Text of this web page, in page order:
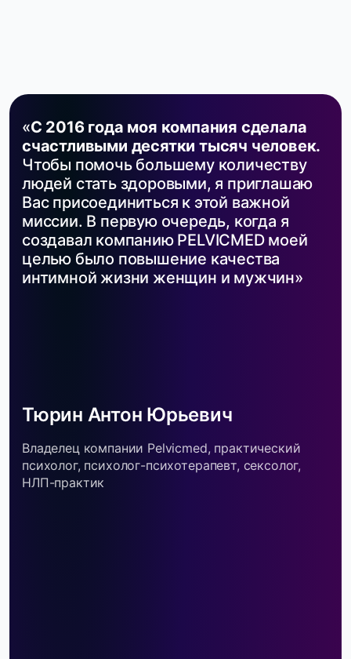
«С 2016 года моя компания сделала
счастливыми десятки тысяч человек.
Чтобы помочь большему количеству
людей стать здоровыми, я приглашаю
Вас присоединиться к этой важной
миссии. В первую очередь, когда я
создавал компанию PELVICMED моей
целью было повышение качества
интимной жизни женщин и мужчин»
Тюрин Антон Юрьевич
Владелец компании Pelvicmed, практический
психолог, психолог-психотерапевт, сексолог,
НЛП-практик